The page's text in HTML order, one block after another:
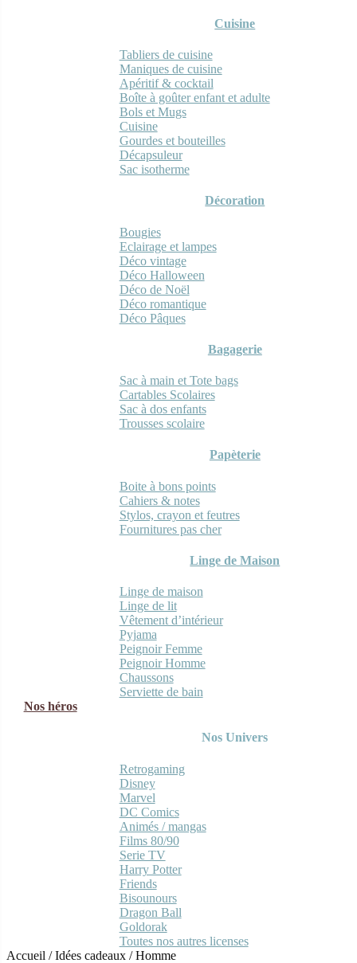
Cuisine
Tabliers de cuisine
Maniques de cuisine
Apéritif & cocktail
Boîte à goûter enfant et adulte
Bols et Mugs
Cuisine
Gourdes et bouteilles
Décapsuleur
Sac isotherme
Décoration
Bougies
Eclairage et lampes
Déco vintage
Déco Halloween
Déco de Noël
Déco romantique
Déco Pâques
Bagagerie
Sac à main et Tote bags
Cartables Scolaires
Sac à dos enfants
Trousses scolaire
Papèterie
Boite à bons points
Cahiers & notes
Stylos, crayon et feutres
Fournitures pas cher
Linge de Maison
Linge de maison
Linge de lit
Vêtement d’intérieur
Pyjama
Peignoir Femme
Peignoir Homme
Chaussons
Serviette de bain
Nos héros
Nos Univers
Retrogaming
Disney
Marvel
DC Comics
Animés / mangas
Films 80/90
Serie TV
Harry Potter
Friends
Bisounours
Dragon Ball
Goldorak
Toutes nos autres licenses
Accueil /Idées cadeaux /Homme